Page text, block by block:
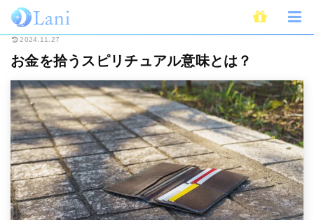
ホーム スピリチュアル お金を拾うスピリチュアル意味とは？
2024.11.27
お金を拾うスピリチュアル意味とは？